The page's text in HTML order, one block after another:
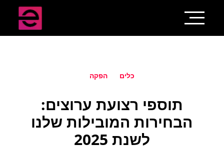
הפקה כלים
תוספי רצועת ערוצים:
הבחירות המובילות שלנו
לשנת 2025